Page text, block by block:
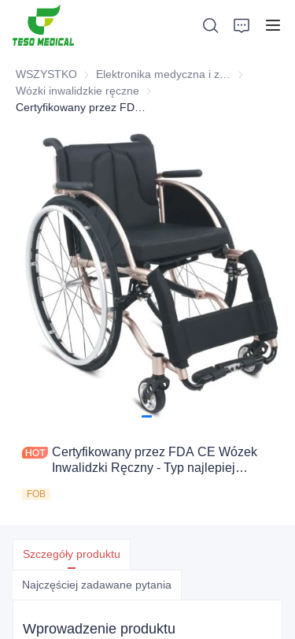
WSZYSTKO
Elektronika
Wózki inwalidzkie ręczne Wózki inwalidzkie ręczne
Certyfikowany przez FDA CE Wózek
Inwalidzki Ręczny - Typ najlepiej
FOB
Szczegóły produktu
Najczęściej zadawane pytania
Wprowadzenie produktu
Produkty
Wiadomości i przypadki współpracy
Bazy produkcyjne i procesy
Wsparcie